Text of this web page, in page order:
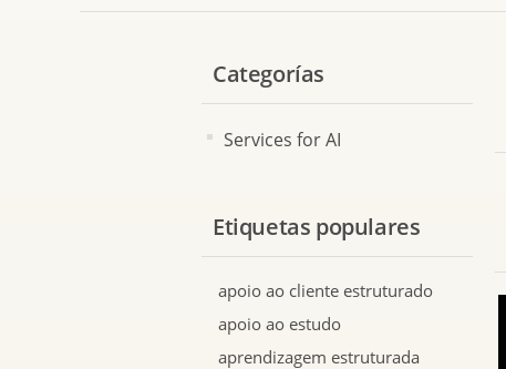
Categorías
Services for AI
Etiquetas populares
apoio ao cliente estruturado
apoio ao estudo
aprendizagem estruturada